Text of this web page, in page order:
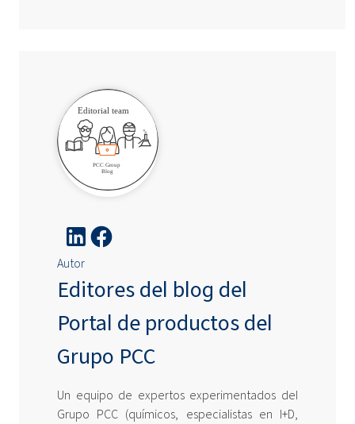
Autor
Editores del blog del
Portal de productos del
Grupo PCC
Un equipo de expertos experimentados del
Grupo PCC (químicos, especialistas en I+D,